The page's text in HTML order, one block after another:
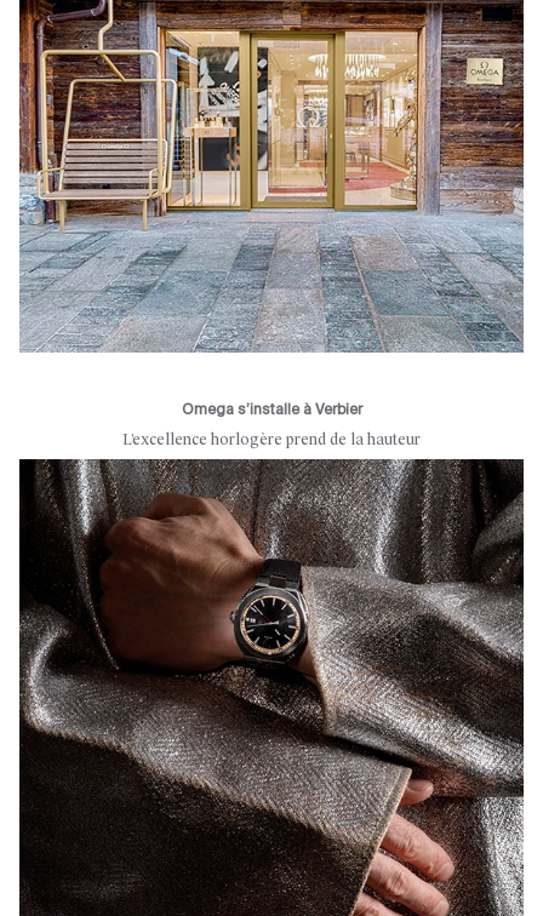
Omega s’installe à Verbier
L’excellence horlogère prend de la hauteur